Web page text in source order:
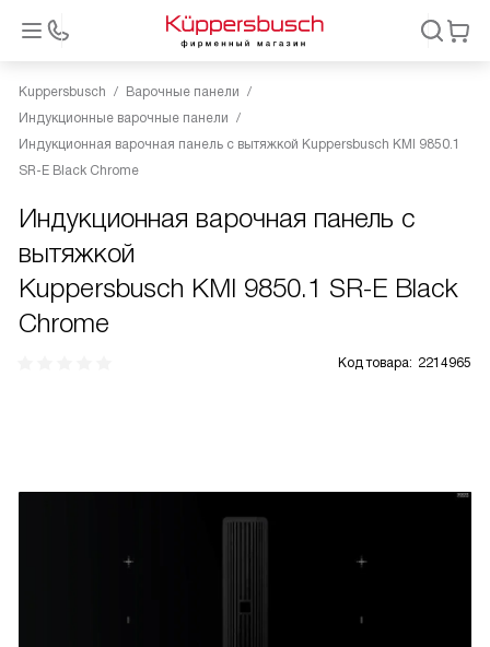
Kuppersbusch
Варочные панели
Индукционные варочные панели
Индукционная варочная панель с вытяжкой Kuppersbusch KMI 9850.1
SR-E Black Chrome
Индукционная варочная панель с
вытяжкой
Kuppersbusch KMI 9850.1 SR-E Black
Chrome
Код товара: 2214965